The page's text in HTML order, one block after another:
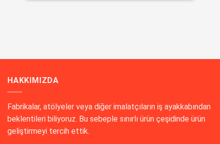
HAKKIMIZDA
Fabrikalar, atölyeler veya diğer imalatçıların iş ayakkabından
beklentileri biliyoruz. Bu sebeple sınırlı ürün çeşidinde ürün
geliştirmeyi tercih ettik.